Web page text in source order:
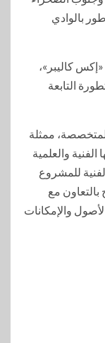
بالوادي
كاليبر»،
التابعة
ممثلة
الفنية والعلمية
للمشروع
مع
والإمكانات